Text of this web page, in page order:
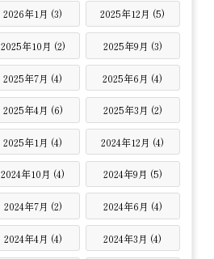
2026年1月 (3) 2025年12月 (5)
2025年10月 (2) 2025年9月 (3)
2025年7月 (4) 2025年6月 (4)
2025年4月 (6) 2025年3月 (2)
2025年1月 (4) 2024年12月 (4)
2024年10月 (4) 2024年9月 (5)
2024年7月 (2) 2024年6月 (4)
2024年4月 (4) 2024年3月 (4)